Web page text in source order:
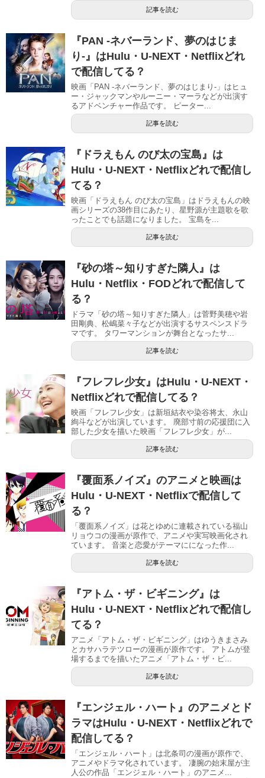
記事を読む
『PAN -ネバーランド、夢のはじま
り-』はHulu・U-NEXT・Netflixどれ
で配信してる？
映画「PAN -ネバーランド、夢のはじまり-」はヒュ
ー・ジャックマンやルーニー・マーラなどが出演す
るアドベンチャー作品です。 ピーター...
記事を読む
『ドラえもん のび太の宝島』は
Hulu・U-NEXT・Netflixどれで配信し
てる？
映画「ドラえもん のび太の宝島」はドラえもんの映
画シリーズの38作目にあたり、星野源が主題歌を歌
ったことでも話題になりました。 宝島を...
記事を読む
『砂の塔～知りすぎた隣人』は
Hulu・Netflix・FODどれで配信して
る？
ドラマ「砂の塔～知りすぎた隣人」は菅野美穂や岩
田剛典、松嶋菜々子などが出演するサスペンスドラ
マです。 タワーマンションが舞台となったサ...
記事を読む
『フレフレ少女』はHulu・U-NEXT・
Netflixどれで配信してる？
映画「フレフレ少女」は新垣結衣や染谷将太、永山
絢斗などが出演しています。 廃部寸前の応援団に入
部した少女を描いた映画「フレフレ少女」が...
記事を読む
『覆面系ノイズ』のアニメと映画は
Hulu・U-NEXT・Netflixで配信して
る？
「覆面系ノイズ」は花とゆめに連載されている福山
リョウコの漫画が原作で、アニメや実写映画化され
ています。 音楽と恋愛がテーマにになった作...
記事を読む
『アトム・ザ・ビギニング』は
Hulu・U-NEXT・Netflixどれで配信し
てる？
アニメ「アトム・ザ・ビギニング」はゆうきまさみ
とカサハラテツローの漫画が原作です。 アトムが登
場するまでを描いたアニメ「アトム・ザ・ビ...
記事を読む
『エンジェル・ハート』のアニメとド
ラマはHulu・U-NEXT・Netflixどれで
配信してる？
「エンジェル・ハート」は北条司の漫画が原作で、
アニメやドラマ化されています。 凄腕の始末屋が主
人公の作品「エンジェル・ハート」のアニメ...